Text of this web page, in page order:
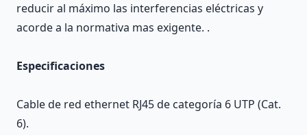
reducir al máximo las interferencias eléctricas y
acorde a la normativa mas exigente. .
Especificaciones
Cable de red ethernet RJ45 de categoría 6 UTP (Cat.
6).